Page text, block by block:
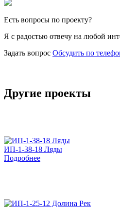
Есть вопросы по проекту?
Я с радостью отвечу на любой
Задать вопрос Обсудить по
Другие проекты
ИП-1-38-18 Ляды
Подробнее